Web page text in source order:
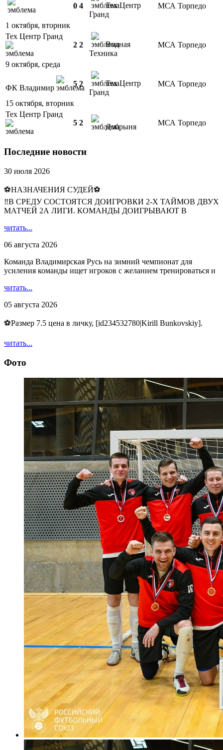
0 4
Тех Центр
Гранд
МСА Торпедо
1 октября, вторник
Тех Центр Гранд
2 2
Водная
Техника
МСА Торпедо
9 октября, среда
ФК Владимир 5 2
Тех Центр
Гранд
МСА Торпедо
15 октября, вторник
Тех Центр Гранд
5 2 Добрыня МСА Торпедо
Последние новости
30 июля 2026
⚽НАЗНАЧЕНИЯ СУДЕЙ⚽
‼В СРЕДУ СОСТОЯТСЯ ДОИГРОВКИ 2-Х ТАЙМОВ ДВУХ
МАТЧЕЙ 2А ЛИГИ. КОМАНДЫ ДОИГРЫВАЮТ В
читать...
06 августа 2026
Команда Владимирская Русь на зимний чемпионат для
усиления команды ищет игроков с желанием тренироваться и
читать...
05 августа 2026
⚽️Размер 7.5 цена в личку, [id234532780|Kirill Bunkovskiy].
читать...
Фото